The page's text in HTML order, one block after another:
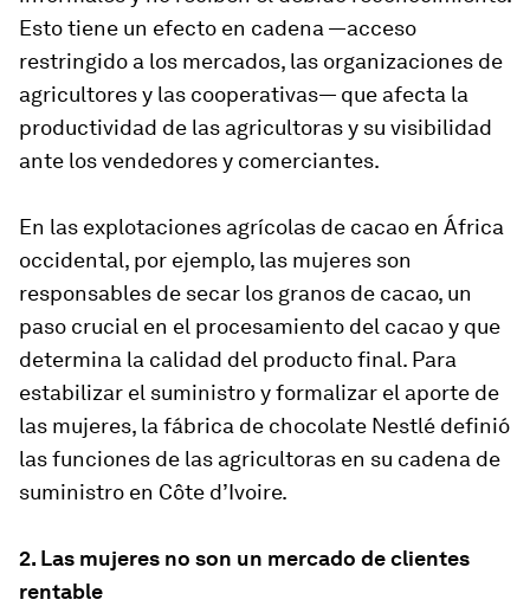
Esto tiene un efecto en cadena —acceso
restringido a los mercados, las organizaciones de
agricultores y las cooperativas— que afecta la
productividad de las agricultoras y su visibilidad
ante los vendedores y comerciantes.
En las explotaciones agrícolas de cacao en África
occidental, por ejemplo, las mujeres son
responsables de secar los granos de cacao, un
paso crucial en el procesamiento del cacao y que
determina la calidad del producto final. Para
estabilizar el suministro y formalizar el aporte de
las mujeres, la fábrica de chocolate Nestlé definió
las funciones de las agricultoras en su cadena de
suministro en Côte d’Ivoire.
2. Las mujeres no son un mercado de clientes
rentable